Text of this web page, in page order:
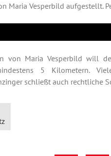
Maria Vesperbild aufgestellt.
von Maria Vesperbild will
5 Kilometern.
schließt auch rechtliche